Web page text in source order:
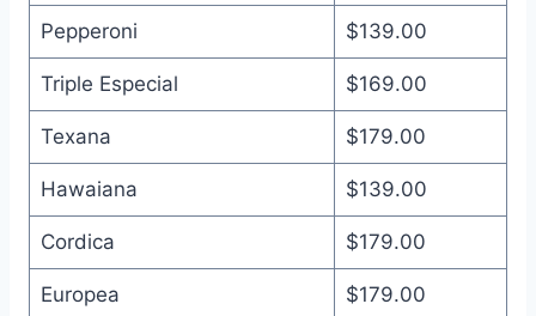
Pepperoni $139.00
Triple Especial $169.00
Texana $179.00
Hawaiana $139.00
Cordica $179.00
Europea $179.00